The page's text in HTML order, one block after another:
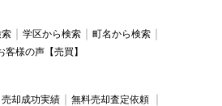
学区から検索
町名から検索
客様の声【売買】
売却成功実績
無料売却査定依頼